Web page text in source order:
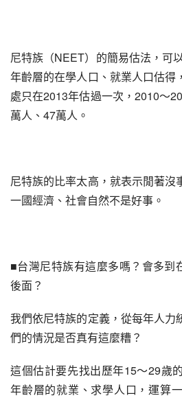
尼特族（NEET）的簡易估法，可
年齡層的在學人口、就業人口估得
處只在2013年估過一次，2010～
萬人、47萬人。
尼特族的比率太高，就表示閒著沒
一國經濟、社會自然不是好事。
■台灣尼特族有這麼多嗎？會多到
後面？
我們依尼特族的定義，從每年人力
們的情況是否真有這麼糟？
這個估計要先找出歷年15～29歲
年齡層的就業、求學人口，運算